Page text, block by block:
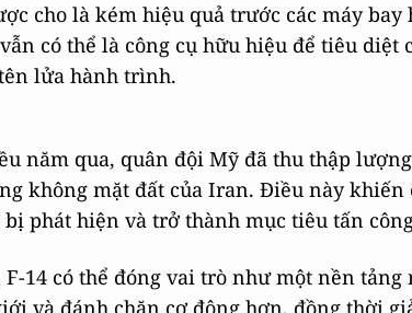
cho là kém hiệu quả trước các máy
có thể là công cụ hữu hiệu để tiêu diệt
lửa hành trình.
năm qua, quân đội Mỹ đã thu thập
không mặt đất của Iran. Điều này
bị phát hiện và trở thành mục tiêu tấn
14 có thể đóng vai trò như một nền
và đánh chặn cơ động hơn, đồng thời